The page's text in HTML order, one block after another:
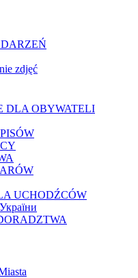
zdjęć
DLA OBYWATELI
UCHODŹCÓW